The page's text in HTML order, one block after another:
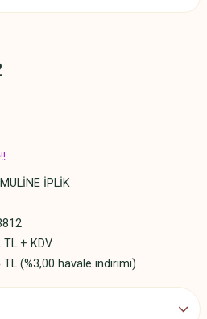
İPLİK
TL + KDV
TL (%3,00 havale indirimi)